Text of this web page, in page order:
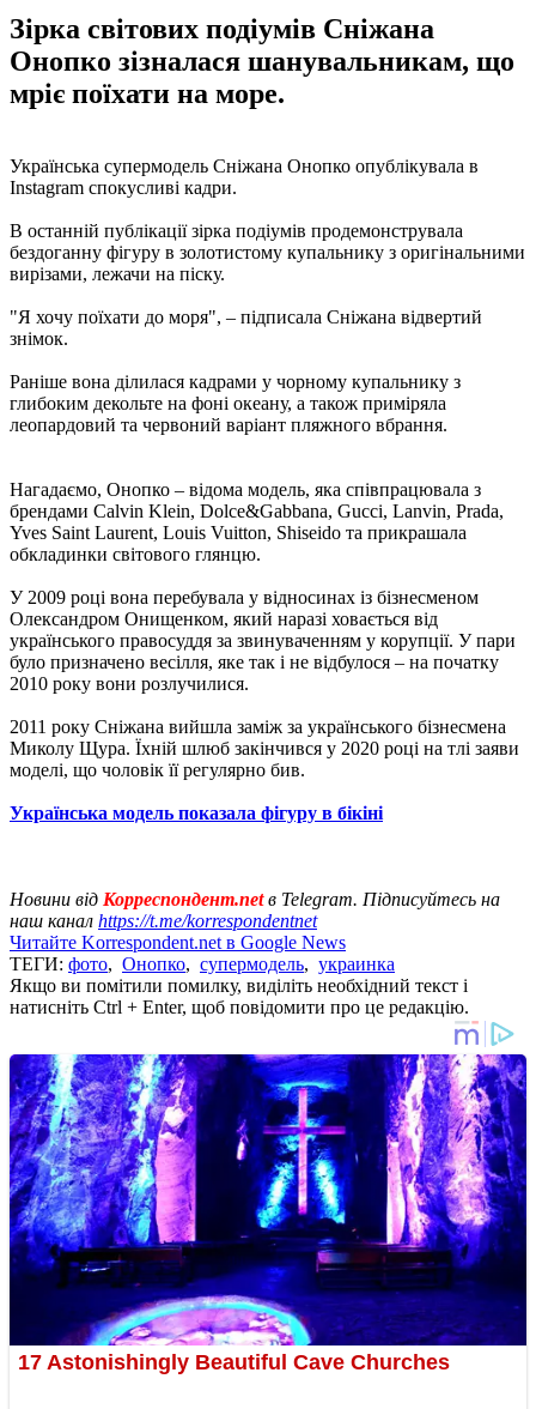
Зірка світових подіумів Сніжана
Онопко зізналася шанувальникам, що
мріє поїхати на море.
Українська супермодель Сніжана Онопко опублікувала в
Instagram спокусливі кадри.
В останній публікації зірка подіумів продемонструвала
бездоганну фігуру в золотистому купальнику з оригінальними
вирізами, лежачи на піску.
"Я хочу поїхати до моря", – підписала Сніжана відвертий
знімок.
Раніше вона ділилася кадрами у чорному купальнику з
глибоким декольте на фоні океану, а також приміряла
леопардовий та червоний варіант пляжного вбрання.
Нагадаємо, Онопко – відома модель, яка співпрацювала з
брендами Calvin Klein, Dolce&Gabbana, Gucci, Lanvin, Prada,
Yves Saint Laurent, Louis Vuitton, Shiseido та прикрашала
обкладинки світового глянцю.
У 2009 році вона перебувала у відносинах із бізнесменом
Олександром Онищенком, який наразі ховається від
українського правосуддя за звинуваченням у корупції. У пари
було призначено весілля, яке так і не відбулося – на початку
2010 року вони розлучилися.
2011 року Сніжана вийшла заміж за українського бізнесмена
Миколу Щура. Їхній шлюб закінчився у 2020 році на тлі заяви
моделі, що чоловік її регулярно бив.
Українська модель показала фігуру в бікіні
Новини від Корреспондент.netв Telegram. Підписуйтесь на
наш канал https://t.me/korrespondentnet
Читайте Korrespondent.net в Google News
ТЕГИ: фото, Онопко, супермодель, украинка
Якщо ви помітили помилку, виділіть необхідний текст і
натисніть Ctrl + Enter, щоб повідомити про це редакцію.